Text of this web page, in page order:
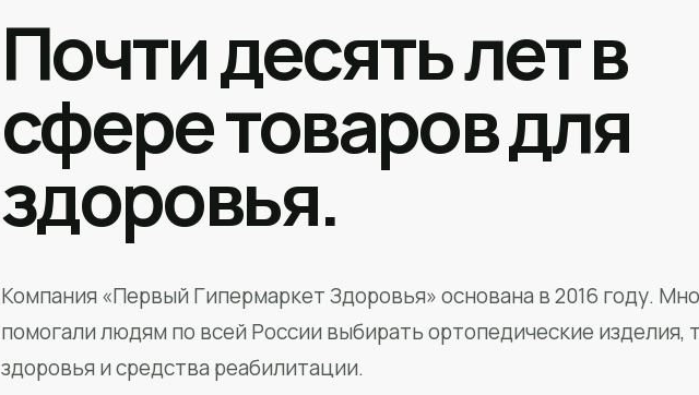
Почти десять лет в
сфере товаров для
здоровья.
Компания «Первый Гипермаркет Здоровья» основана в 2016 году.
помогали людям по всей России выбирать ортопедические изделия,
здоровья и средства реабилитации.